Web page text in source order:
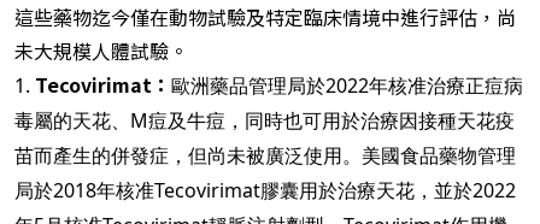
這些藥物迄今僅在動物試驗及特定臨床情境中進行評估，尚
未大規模人體試驗。
1. Tecovirimat： 歐洲藥品管理局於2022年核准治療正痘病
毒屬的天花、M痘及牛痘，同時也可用於治療因接種天花疫
苗而產生的併發症，但尚未被廣泛使用。美國食品藥物管理
局於2018年核准Tecovirimat膠囊用於治療天花，並於2022